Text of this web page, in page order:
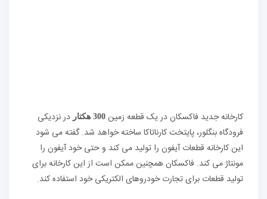
کارخانه جدید فاکسکان در یک قطعه زمین
در نزدیکی
فرودگاه بنگلور، پایتخت کارناتاکا ساخته خواهد شد. گفته می شود
این کارخانه قطعات آیفون را تولید می کند و حتی خود آیفون را
مونتاژ می کند. فاکسکان همچنین ممکن است از این کارخانه برای
تولید قطعات برای تجارت خودروهای الکتریکی خود استفاده کند.